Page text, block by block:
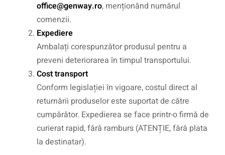
office@genway.ro, menționând numărul
comenzii.
Expediere
Ambalați corespunzător produsul pentru a
preveni deteriorarea în timpul transportului.
Cost transport
Conform legislației în vigoare, costul direct al
returnării produselor este suportat de către
cumpărător. Expedierea se face printr-o firmă de
curierat rapid, fără ramburs (ATENȚIE, fără plata
la destinatar).